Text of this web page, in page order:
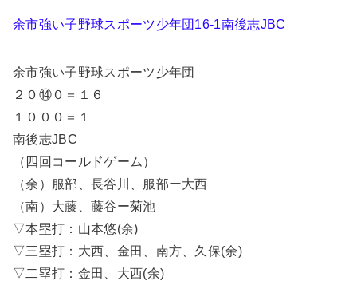
余市強い子野球スポーツ少年団16-1南後志JBC
余市強い子野球スポーツ少年団
２０⑭０＝１６
１０００＝１
南後志JBC
（四回コールドゲーム）
（余）服部、長谷川、服部ー大西
（南）大藤、藤谷ー菊池
▽本塁打：山本悠(余)
▽三塁打：大西、金田、南方、久保(余)
▽二塁打：金田、大西(余)